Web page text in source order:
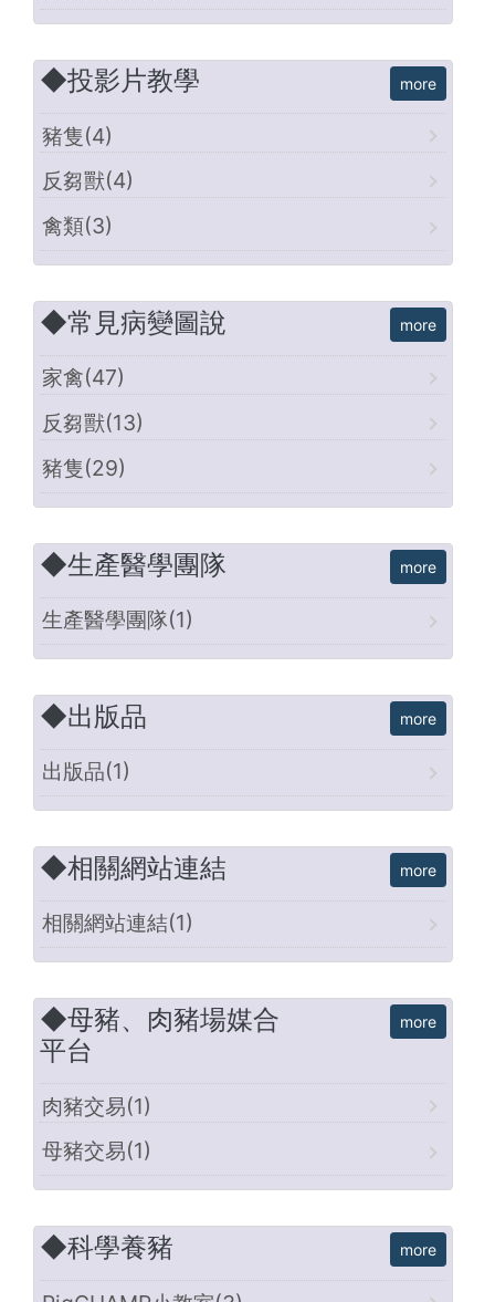
◆投影片教學
豬隻(4)
反芻獸(4)
禽類(3)
◆常見病變圖說
家禽(47)
反芻獸(13)
豬隻(29)
◆生產醫學團隊
生產醫學團隊(1)
◆出版品
出版品(1)
◆相關網站連結
相關網站連結(1)
◆母豬、肉豬場媒合
平台
肉豬交易(1)
母豬交易(1)
◆科學養豬